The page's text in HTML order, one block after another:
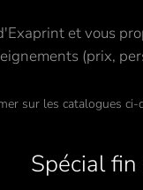
et vous
(prix,
sur les catalogues
Spécial